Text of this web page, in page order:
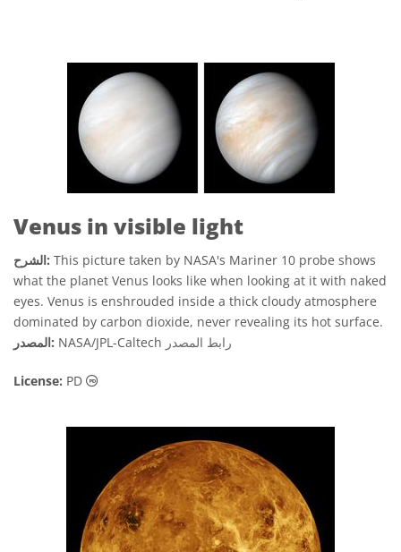
Venus in visible light
الشرح: This picture taken by NASA's Mariner 10 probe shows
what the planet Venus looks like when looking at it with naked
eyes. Venus is enshrouded inside a thick cloudy atmosphere
dominated by carbon dioxide, never revealing its hot surface.
المصدر: NASA/JPL-Caltech رابط المصدر
License: PD الملكية العامة أيقونات